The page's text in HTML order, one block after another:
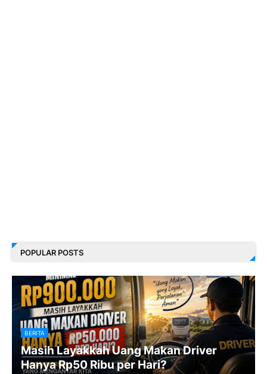
POPULAR POSTS
BERITA
Masih Layakkah Uang Makan Driver
Hanya Rp50 Ribu per Hari?